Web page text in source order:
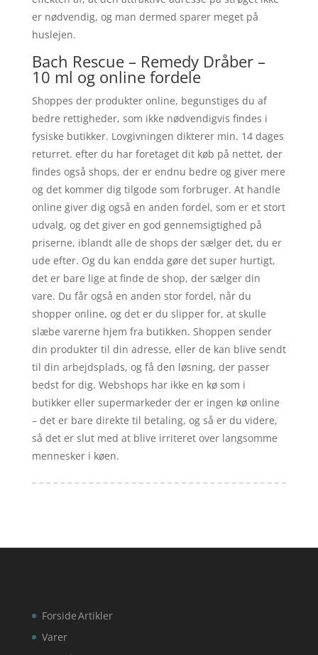
er nødvendig, og man dermed sparer meget på
huslejen.
Bach Rescue – Remedy Dråber –
10 ml og online fordele
Shoppes der produkter online, begunstiges du af
bedre rettigheder, som ikke nødvendigvis findes i
fysiske butikker. Lovgivningen dikterer min. 14 dages
returret. efter du har foretaget dit køb på nettet, der
findes også shops, der er endnu bedre og giver mere
og det kommer dig tilgode som forbruger. At handle
online giver dig også en anden fordel, som er et stort
udvalg, og det giver en god gennemsigtighed på
priserne, iblandt alle de shops der sælger det, du er
ude efter. Og du kan endda gøre det super hurtigt,
det er bare lige at finde de shop, der sælger din
vare. Du får også en anden stor fordel, når du
shopper online, og det er du slipper for, at skulle
slæbe varerne hjem fra butikken. Shoppen sender
din produkter til din adresse, eller de kan blive sendt
til din arbejdsplads, og få den løsning, der passer
bedst for dig. Webshops har ikke en kø som i
butikker eller supermarkeder der er ingen kø online
– det er bare direkte til betaling, og så er du videre,
så det er slut med at blive irriteret over langsomme
mennesker i køen.
Forside
Varer
Artikler